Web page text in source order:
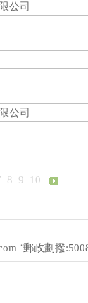
公司
公司
8 9 10
˙郵政劃撥